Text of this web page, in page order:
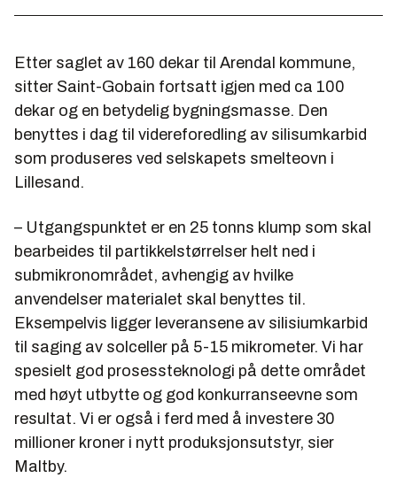
Etter saglet av 160 dekar til Arendal kommune,
sitter Saint-Gobain fortsatt igjen med ca 100
dekar og en betydelig bygningsmasse. Den
benyttes i dag til videreforedling av silisumkarbid
som produseres ved selskapets smelteovn i
Lillesand.
– Utgangspunktet er en 25 tonns klump som skal
bearbeides til partikkelstørrelser helt ned i
submikronområdet, avhengig av hvilke
anvendelser materialet skal benyttes til.
Eksempelvis ligger leveransene av silisiumkarbid
til saging av solceller på 5-15 mikrometer. Vi har
spesielt god prosessteknologi på dette området
med høyt utbytte og god konkurranseevne som
resultat. Vi er også i ferd med å investere 30
millioner kroner i nytt produksjonsutstyr, sier
Maltby.